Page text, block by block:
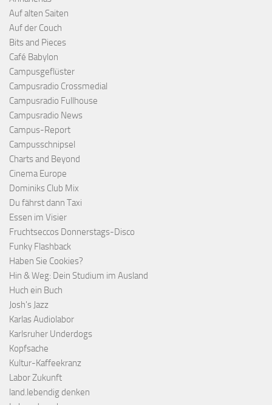
Auf alten Saiten
Auf der Couch
Bits and Pieces
Café Babylon
Campusgeflüster
Campusradio Crossmedial
Campusradio Fullhouse
Campusradio News
Campus-Report
Campusschnipsel
Charts and Beyond
Cinema Europe
Dominiks Club Mix
Du fährst dann Taxi
Essen im Visier
Fruchtseccos Donnerstags-Disco
Funky Flashback
Haben Sie Cookies?
Hin & Weg: Dein Studium im Ausland
Huch ein Buch
Josh's Jazz
Karlas Audiolabor
Karlsruher Underdogs
Kopfsache
Kultur-Kaffeekranz
Labor Zukunft
land.lebendig denken